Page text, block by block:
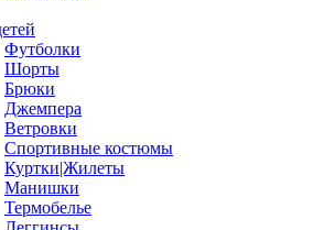
Футболки
Шорты
Брюки
Джемпера
Ветровки
Спортивные костюмы
Куртки|Жилеты
Манишки
Термобелье